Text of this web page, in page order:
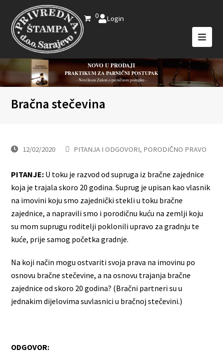
0 Login
NOVO U PRODAJI
PRAKTIKUM ZA PARNIČNI POSTUPAK
- Novelirani Zakon o parničnom postupku -
Bračna stečevina
12/02/2020 PITANJA I ODGOVORI, PORODIČNO PRAVO
PITANJE: U toku je razvod od supruga iz bračne zajednice
koja je trajala skoro 20 godina. Suprug je upisan kao vlasnik
na imovini koju smo zajednički stekli u toku bračne
zajednice, a napravili smo i porodičnu kuću na zemlji koju
su mom suprugu roditelji poklonili upravo za gradnju te
kuće, prije samog početka gradnje.
Na koji način mogu ostvariti svoja prava na imovinu po
osnovu bračne stečevine, a na osnovu trajanja bračne
zajednice od skoro 20 godina? (Bračni partneri su u
jednakim dijelovima suvlasnici u bračnoj stečevini.)
ODGOVOR: